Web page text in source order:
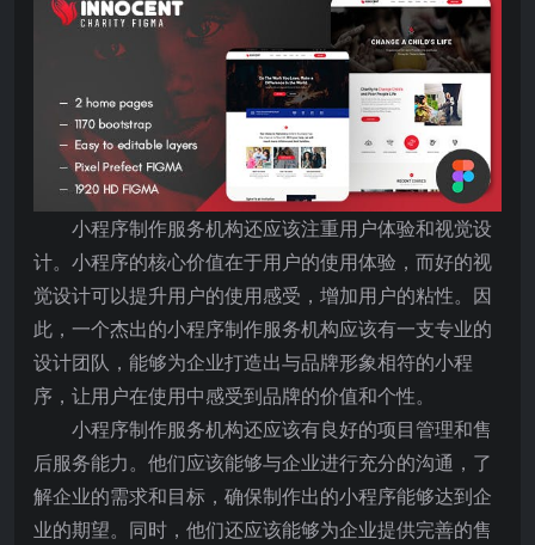
小程序制作服务机构还应该注重用户体验和视觉设
计。小程序的核心价值在于用户的使用体验，而好的视
觉设计可以提升用户的使用感受，增加用户的粘性。因
此，一个杰出的小程序制作服务机构应该有一支专业的
设计团队，能够为企业打造出与品牌形象相符的小程
序，让用户在使用中感受到品牌的价值和个性。
小程序制作服务机构还应该有良好的项目管理和售
后服务能力。他们应该能够与企业进行充分的沟通，了
解企业的需求和目标，确保制作出的小程序能够达到企
业的期望。同时，他们还应该能够为企业提供完善的售